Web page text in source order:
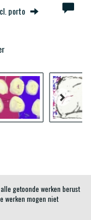
porto
getoonde werken berust
werken mogen niet